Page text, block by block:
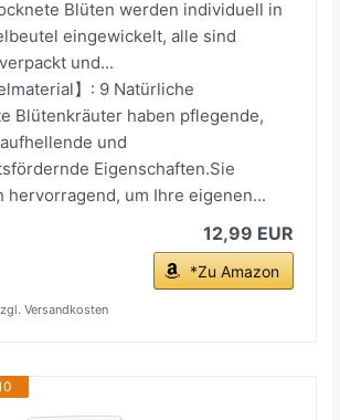
Blüten werden individuell in
eingewickelt, alle sind
und...
】: 9 Natürliche
Blütenkräuter haben pflegende,
und
Eigenschaften.Sie
hervorragend, um Ihre eigenen...
12,99 EUR
*Zu Amazon
Versandkosten